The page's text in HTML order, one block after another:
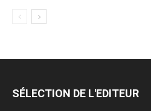
SÉLECTION DE L'EDITEUR